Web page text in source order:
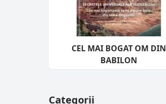
CEL MAI BOGAT OM DIN
BABILON
Categorii